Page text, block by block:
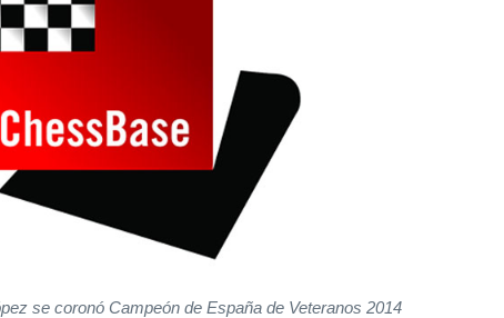
se coronó Campeón de España de Veteranos 2014